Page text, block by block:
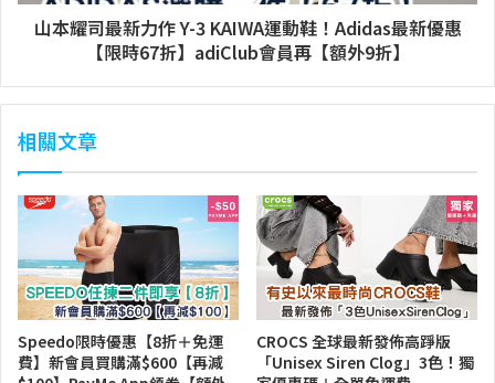
山本耀司最新力作 Y-3 KAIWA運動鞋！Adidas最新優惠
【限時67折】adiClub會員再【額外9折】
相關文章
Speedo限時優惠【8折＋免運
費】新會員買購滿$600【再減
CROCS 全球最新發佈高踭版
「Unisex Siren Clog」3色！獨